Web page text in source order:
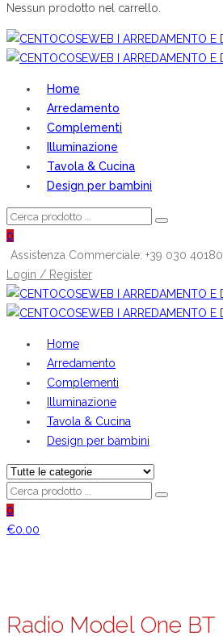
Nessun prodotto nel carrello.
Home
Arredamento
Complementi
Illuminazione
Tavola & Cucina
Design per bambini
0
Assistenza Commerciale: +39 030 40180
Login / Register
Home
Arredamento
Complementi
Illuminazione
Tavola & Cucina
Design per bambini
0
€0.00
Radio Model One BT